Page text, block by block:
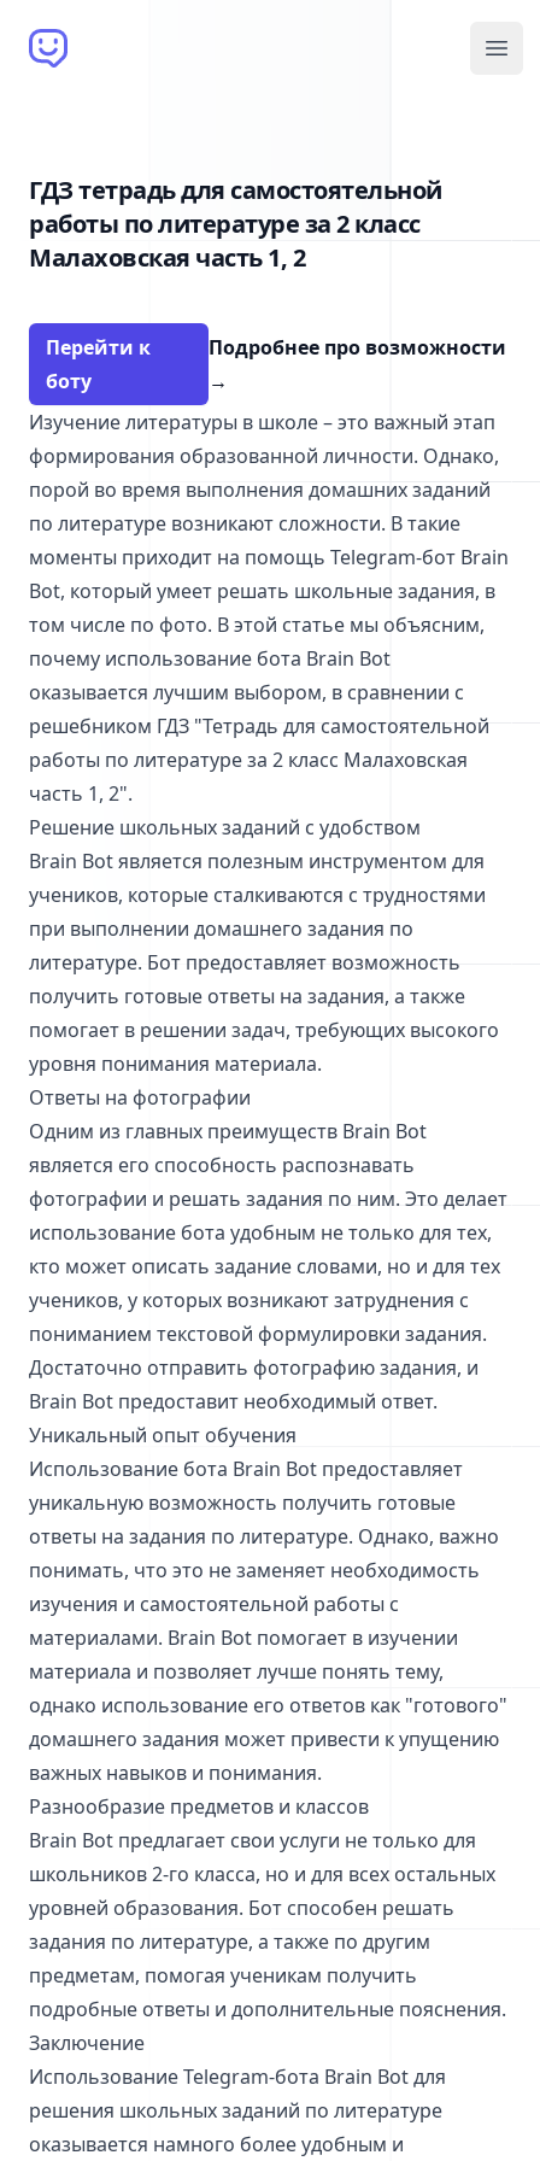
Brain Bot
ГДЗ тетрадь для самостоятельной
работы по литературе за 2 класс
Малаховская часть 1, 2
Перейти к
боту
Подробнее про возможности
→
Изучение литературы в школе – это важный этап
формирования образованной личности. Однако,
порой во время выполнения домашних заданий
по литературе возникают сложности. В такие
моменты приходит на помощь Telegram-бот Brain
Bot, который умеет решать школьные задания, в
том числе по фото. В этой статье мы объясним,
почему использование бота Brain Bot
оказывается лучшим выбором, в сравнении с
решебником ГДЗ "Тетрадь для самостоятельной
работы по литературе за 2 класс Малаховская
часть 1, 2".
Решение школьных заданий с удобством
Brain Bot является полезным инструментом для
учеников, которые сталкиваются с трудностями
при выполнении домашнего задания по
литературе. Бот предоставляет возможность
получить готовые ответы на задания, а также
помогает в решении задач, требующих высокого
уровня понимания материала.
Ответы на фотографии
Одним из главных преимуществ Brain Bot
является его способность распознавать
фотографии и решать задания по ним. Это делает
использование бота удобным не только для тех,
кто может описать задание словами, но и для тех
учеников, у которых возникают затруднения с
пониманием текстовой формулировки задания.
Достаточно отправить фотографию задания, и
Brain Bot предоставит необходимый ответ.
Уникальный опыт обучения
Использование бота Brain Bot предоставляет
уникальную возможность получить готовые
ответы на задания по литературе. Однако, важно
понимать, что это не заменяет необходимость
изучения и самостоятельной работы с
материалами. Brain Bot помогает в изучении
материала и позволяет лучше понять тему,
однако использование его ответов как "готового"
домашнего задания может привести к упущению
важных навыков и понимания.
Разнообразие предметов и классов
Brain Bot предлагает свои услуги не только для
школьников 2-го класса, но и для всех остальных
уровней образования. Бот способен решать
задания по литературе, а также по другим
предметам, помогая ученикам получить
подробные ответы и дополнительные пояснения.
Заключение
Использование Telegram-бота Brain Bot для
решения школьных заданий по литературе
оказывается намного более удобным и